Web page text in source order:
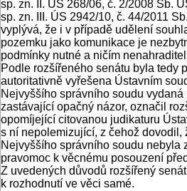
sp. zn. II. ÚS 268/06, č. 2/2008 Sb.
sp. zn. III. ÚS 2942/10, č. 44/2011
vyplývá, že i v případě udělení
pozemku jako komunikace je
podmínky nutné a ničím
Podle rozšířeného senátu byla tedy
autoritativně vyřešena Ústavním
Nejvyššího správního soudu vydaná
zastávající opačný názor, označil
opomíjející citovanou judikaturu
s ní nepolemizující, z čehož dovodil,
Nejvyššího správního soudu nebyla
pravomoc k věcnému posouzení
Z uvedených důvodů rozšířený
k rozhodnutí ve věci samé.